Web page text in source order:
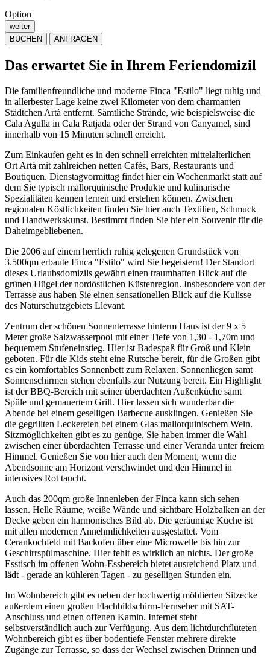
Option
weiter
BUCHEN
ANFRAGEN
Das erwartet Sie in Ihrem Feriendomizil
Die familienfreundliche und moderne Finca "Estilo" liegt ruhig und
in allerbester Lage keine zwei Kilometer von dem charmanten
Städtchen Artà entfernt. Sämtliche Strände, wie beispielsweise die
Cala Agulla in Cala Ratjada oder der Strand von Canyamel, sind
innerhalb von 15 Minuten schnell erreicht.
Zum Einkaufen geht es in den schnell erreichten mittelalterlichen
Ort Artà mit zahlreichen netten Cafés, Bars, Restaurants und
Boutiquen. Dienstagvormittag findet hier ein Wochenmarkt statt auf
dem Sie typisch mallorquinische Produkte und kulinarische
Spezialitäten kennen lernen und erstehen können. Zwischen
regionalen Köstlichkeiten finden Sie hier auch Textilien, Schmuck
und Handwerkskunst. Bestimmt finden Sie hier ein Souvenir für die
Daheimgebliebenen.
Die 2006 auf einem herrlich ruhig gelegenen Grundstück von
3.500qm erbaute Finca "Estilo" wird Sie begeistern! Der Standort
dieses Urlaubsdomizils gewährt einen traumhaften Blick auf die
grünen Hügel der nordöstlichen Küstenregion. Insbesondere von der
Terrasse aus haben Sie einen sensationellen Blick auf die Kulisse
des Naturschutzgebiets Llevant.
Zentrum der schönen Sonnenterrasse hinterm Haus ist der 9 x 5
Meter große Salzwasserpool mit einer Tiefe von 1,30 - 1,70m und
bequemem Stufeneinstieg. Hier ist Badespaß für Groß und Klein
geboten. Für die Kids steht eine Rutsche bereit, für die Großen gibt
es ein komfortables Sonnenbett zum Relaxen. Sonnenliegen samt
Sonnenschirmen stehen ebenfalls zur Nutzung bereit. Ein Highlight
ist der BBQ-Bereich mit seiner überdachten Außenküche samt
Spüle und gemauertem Grill. Hier lassen sich wunderbar die
Abende bei einem geselligen Barbecue ausklingen. Genießen Sie
die gegrillten Leckereien bei einem Glas mallorquinischem Wein.
Sitzmöglichkeiten gibt es zu genüge, Sie haben immer die Wahl
zwischen einer überdachten Terrasse und einer Veranda unter freiem
Himmel. Genießen Sie von hier auch den Moment, wenn die
Abendsonne am Horizont verschwindet und den Himmel in
intensives Rot taucht.
Auch das 200qm große Innenleben der Finca kann sich sehen
lassen. Helle Räume, weiße Wände und sichtbare Holzbalken an der
Decke geben ein harmonisches Bild ab. Die geräumige Küche ist
mit allen modernen Annehmlichkeiten ausgestattet. Vom
Cerankochfeld mit Backofen über eine Microwelle bis hin zur
Geschirrspülmaschine. Hier fehlt es wirklich an nichts. Der große
Esstisch im offenen Wohn-Essbereich bietet ausreichend Platz und
lädt - gerade an kühleren Tagen - zu geselligen Stunden ein.
Im Wohnbereich gibt es neben der hochwertig möblierten Sitzecke
außerdem einen großen Flachbildschirm-Fernseher mit SAT-
Anschluss und einen offenen Kamin. Internet steht
selbstverständlich auch zur Verfügung. Aus dem lichtdurchfluteten
Wohnbereich gibt es über bodentiefe Fenster mehrere direkte
Zugänge zur Terrasse, so dass der Wechsel zwischen Drinnen und